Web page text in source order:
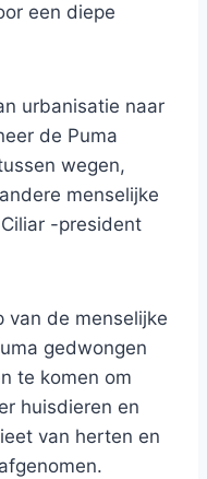
een diepe
urbanisatie naar
de Puma
wegen,
menselijke
-president
van de menselijke
gedwongen
te komen om
huisdieren en
van herten en